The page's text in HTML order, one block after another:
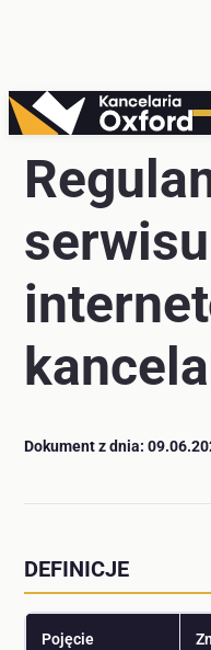
Przejdź
do
treści
serwisu
Dokument z dnia:
DEFINICJE
Pojęcie